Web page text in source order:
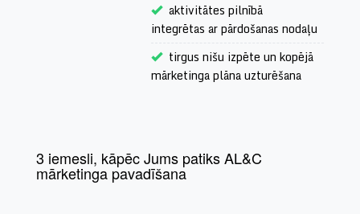
aktivitātes pilnībā
integrētas ar pārdošanas nodaļu
tirgus nišu izpēte un kopējā
mārketinga plāna uzturēšana
3 iemesli, kāpēc Jums patiks AL&C
mārketinga pavadīšana